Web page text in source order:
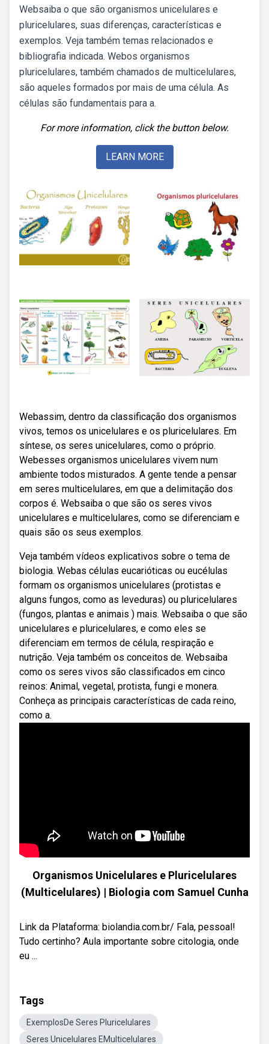
Websaiba o que são organismos unicelulares e
pluricelulares, suas diferenças, características e
exemplos. Veja também temas relacionados e
bibliografia indicada. Webos organismos
pluricelulares, também chamados de multicelulares,
são aqueles formados por mais de uma célula. As
células são fundamentais para a.
For more information, click the button below.
LEARN MORE
Webassim, dentro da classificação dos organismos
vivos, temos os unicelulares e os pluricelulares. Em
síntese, os seres unicelulares, como o próprio.
Webesses organismos unicelulares vivem num
ambiente todos misturados. A gente tende a pensar
em seres multicelulares, em que a delimitação dos
corpos é. Websaiba o que são os seres vivos
unicelulares e multicelulares, como se diferenciam e
quais são os seus exemplos.
Veja também vídeos explicativos sobre o tema de
biologia. Webas células eucarióticas ou eucélulas
formam os organismos unicelulares (protistas e
alguns fungos, como as leveduras) ou pluricelulares
(fungos, plantas e animais ) mais. Websaiba o que são
unicelulares e pluricelulares, e como eles se
diferenciam em termos de célula, respiração e
nutrição. Veja também os conceitos de. Websaiba
como os seres vivos são classificados em cinco
reinos: Animal, vegetal, protista, fungi e monera.
Conheça as principais características de cada reino,
como a.
Organismos Unicelulares e Pluricelulares
(Multicelulares) | Biologia com Samuel Cunha
Link da Plataforma: biolandia.com.br/ Fala, pessoal!
Tudo certinho? Aula importante sobre citologia, onde
eu ...
Tags
ExemplosDe Seres Pluricelulares
Seres Unicelulares EMulticelulares